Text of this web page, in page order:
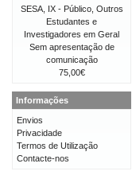
SESA, IX - Público, Outros
Estudantes e
Investigadores em Geral
Sem apresentação de
comunicação
75,00€
Informações
Envios
Privacidade
Termos de Utilização
Contacte-nos